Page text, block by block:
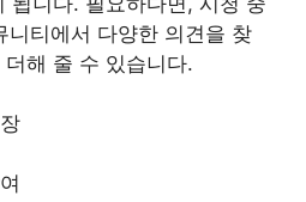
니티에서 다양한 의견을 찾
해 줄 수 있습니다.